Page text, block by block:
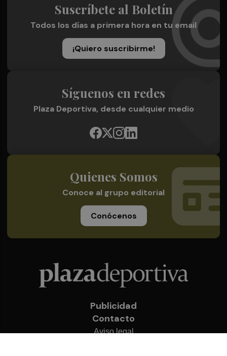
Suscríbete al Boletín
Todos los días a primera hora en tu email
¡Quiero suscribirme!
Síguenos en redes
Plaza Deportiva, desde cualquier medio
Quienes Somos
Conoce al grupo editorial
Conócenos
Publicidad
Contacto
Aviso legal